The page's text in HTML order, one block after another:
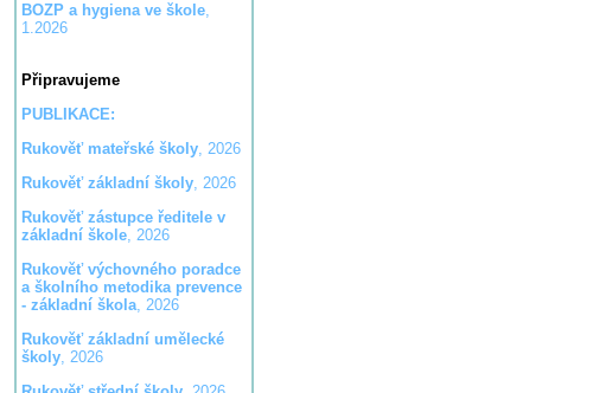
BOZP a hygiena ve škole,
1.2026
Připravujeme
PUBLIKACE:
Rukověť mateřské školy, 2026
Rukověť základní školy, 2026
Rukověť zástupce ředitele v
základní škole, 2026
Rukověť výchovného poradce
a školního metodika prevence
- základní škola, 2026
Rukověť základní umělecké
školy, 2026